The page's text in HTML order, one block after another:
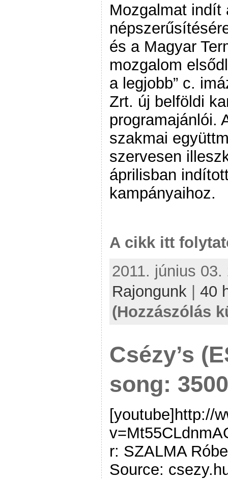
Mozgalmat indít
és a Magyar
mozgalom
a legjobb” c.
Zrt. új belföldi
programajánlói.
szakmai
szervesen
áprilisban
kampányaihoz.
A cikk itt
2011. június
Rajongunk
40
(Hozzászólás
Csézy’s
song:
[youtube]http://
r: SZALMA
Source: